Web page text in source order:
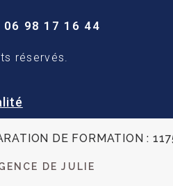
06 98 17 16 44
réservés.
DE FORMATION :
DE JULIE